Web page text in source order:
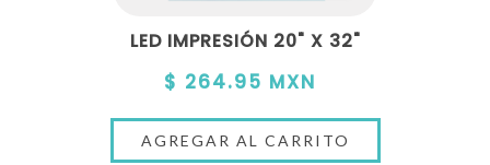
LED IMPRESIÓN 20" X 32"
$ 264.95 MXN